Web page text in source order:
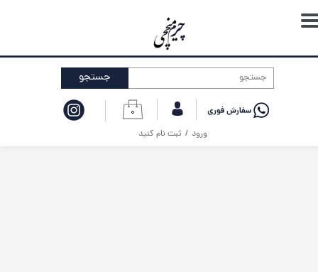
۰
ورود / ثبت نام کنید
حساب کاربری من
تغییر گذر واژه
خروج از حساب کاربری
جستجو